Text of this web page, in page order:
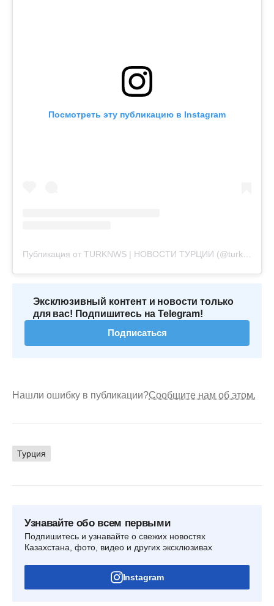
Посмотреть эту публикацию в Instagram
Эксклюзивный контент и новости только
для вас! Подпишитесь на Telegram!
Подписаться
Нашли ошибку в публикации?Сообщите нам об этом.
Турция
Узнавайте обо всем первыми
Подпишитесь и узнавайте о свежих новостях
Казахстана, фото, видео и других эксклюзивах
Instagram